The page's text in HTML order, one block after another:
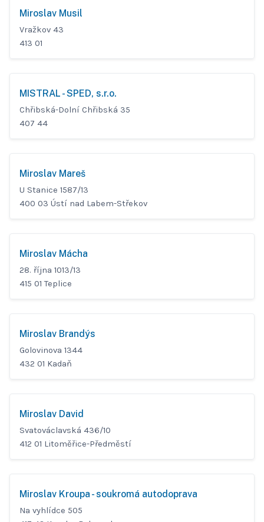
Miroslav Musil
Vražkov 43
413 01
MISTRAL - SPED, s.r.o.
Chřibská-Dolní Chřibská 35
407 44
Miroslav Mareš
U Stanice 1587/13
400 03 Ústí nad Labem-Střekov
Miroslav Mácha
28. října 1013/13
415 01 Teplice
Miroslav Brandýs
Golovinova 1344
432 01 Kadaň
Miroslav David
Svatováclavská 436/10
412 01 Litoměřice-Předměstí
Miroslav Kroupa - soukromá autodoprava
Na vyhlídce 505